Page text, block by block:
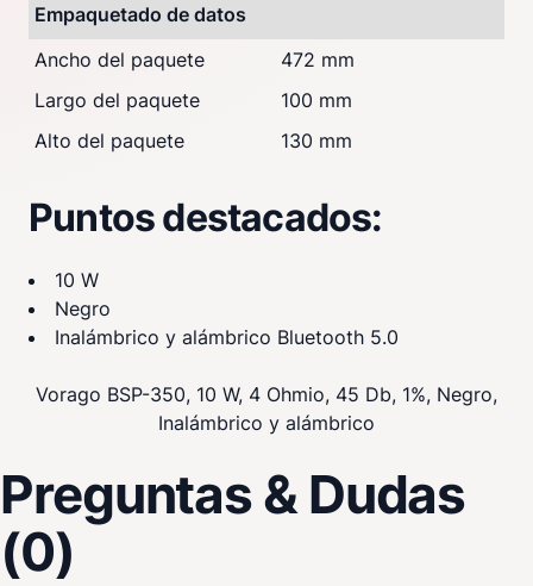
Empaquetado de datos
Ancho del paquete
472 mm
Largo del paquete
100 mm
Alto del paquete
130 mm
Puntos destacados:
10 W
Negro
Inalámbrico y alámbrico Bluetooth 5.0
Vorago BSP-350, 10 W, 4 Ohmio, 45 Db, 1%, Negro,
Inalámbrico y alámbrico
Preguntas & Dudas
(0)